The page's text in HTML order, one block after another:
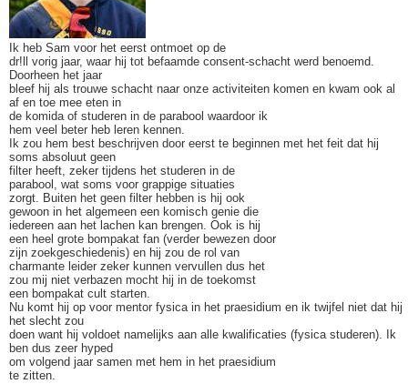
Ik heb Sam voor het eerst ontmoet op de
dr!ll vorig jaar, waar hij tot befaamde consent-schacht werd benoemd.
Doorheen het jaar
bleef hij als trouwe schacht naar onze activiteiten komen en kwam ook al
af en toe mee eten in
de komida of studeren in de parabool waardoor ik
hem veel beter heb leren kennen.
Ik zou hem best beschrijven door eerst te beginnen met het feit dat hij
soms absoluut geen
filter heeft, zeker tijdens het studeren in de
parabool, wat soms voor grappige situaties
zorgt. Buiten het geen filter hebben is hij ook
gewoon in het algemeen een komisch genie die
iedereen aan het lachen kan brengen. Ook is hij
een heel grote bompakat fan (verder bewezen door
zijn zoekgeschiedenis) en hij zou de rol van
charmante leider zeker kunnen vervullen dus het
zou mij niet verbazen mocht hij in de toekomst
een bompakat cult starten.
Nu komt hij op voor mentor fysica in het praesidium en ik twijfel niet dat hij
het slecht zou
doen want hij voldoet namelijks aan alle kwalificaties (fysica studeren). Ik
ben dus zeer hyped
om volgend jaar samen met hem in het praesidium
te zitten.